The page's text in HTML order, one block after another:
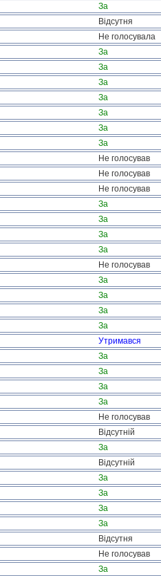
За
Відсутня
Не голосувала
За
За
За
За
За
За
За
Не голосував
Не голосував
Не голосував
За
За
За
За
Не голосував
За
За
За
За
Утримався
За
За
За
За
Не голосував
Відсутній
За
Відсутній
За
За
За
За
Відсутня
Не голосував
За